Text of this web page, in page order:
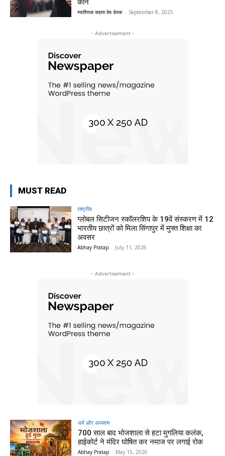
कान
स्वास्तिक सहारा वेब डेस्क - September 8, 2025
- Advertisement -
MUST READ
राष्ट्रीय
ग्लोबल सिटीजन स्कॉलरशिप के 19वें संस्करण में 12
भारतीय छात्रों को मिला सिंगापुर में मुफ्त शिक्षा का
अवसर
Abhay Pratap - July 11, 2026
- Advertisement -
धर्म और अध्यात्म
700 साल बाद भोजशाला से हटा मुगलिया कलंक,
हाईकोर्ट ने मंदिर घोषित कर नमाज पर लगाई रोक
Abhay Pratap - May 15, 2026